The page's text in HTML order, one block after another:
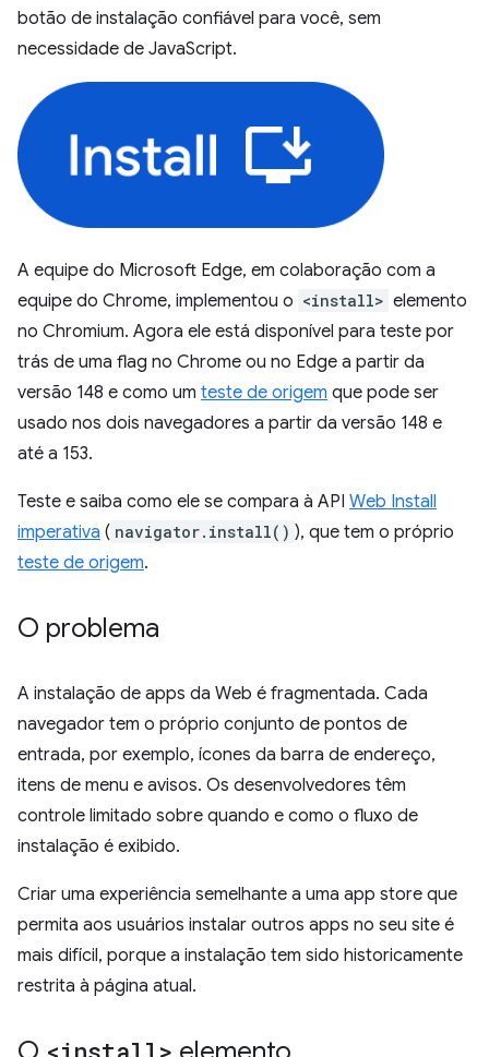
botão de instalação confiável para você, sem
necessidade de JavaScript.
A equipe do Microsoft Edge, em colaboração com a
equipe do Chrome, implementou o <install> elemento
no Chromium. Agora ele está disponível para teste por
trás de uma flag no Chrome ou no Edge a partir da
versão 148 e como um teste de origem que pode ser
usado nos dois navegadores a partir da versão 148 e
até a 153.
Teste e saiba como ele se compara à API Web Install
imperativa ( navigator.install() ), que tem o próprio
teste de origem.
O problema
A instalação de apps da Web é fragmentada. Cada
navegador tem o próprio conjunto de pontos de
entrada, por exemplo, ícones da barra de endereço,
itens de menu e avisos. Os desenvolvedores têm
controle limitado sobre quando e como o fluxo de
instalação é exibido.
Criar uma experiência semelhante a uma app store que
permita aos usuários instalar outros apps no seu site é
mais difícil, porque a instalação tem sido historicamente
restrita à página atual.